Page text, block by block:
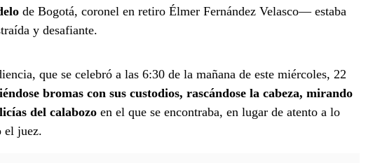
de Bogotá, coronel en retiro Élmer Fernández Velasco— estaba
y desafiante.
que se celebró a las 6:30 de la mañana de este miércoles, 22
bromas con sus custodios, rascándose la cabeza, mirando
del calabozo en el que se encontraba, en lugar de atento a lo
el juez.